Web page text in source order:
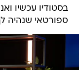
בסטודיו עכשיו
ספורטאי שנהיה